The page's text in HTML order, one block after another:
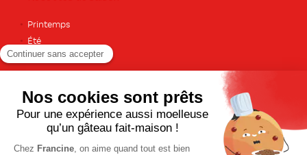
Printemps
Été
Automne